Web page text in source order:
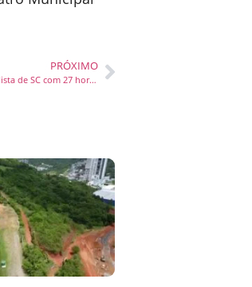
PRÓXIMO
Comac SC: Fecam promove maior congresso municipalista de SC com 27 horas de assuntos decisivos para gestão municipal